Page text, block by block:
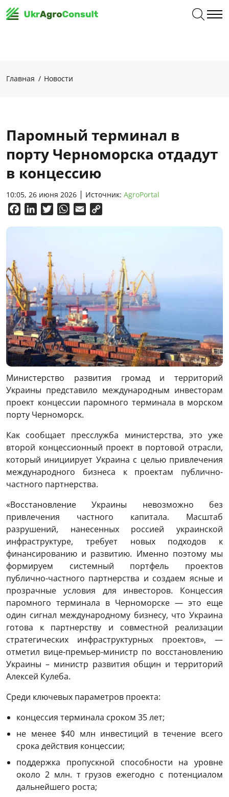
Главная Новости
Паромный терминал в
порту Черноморска отдадут
в концессию
10:05, 26 июня 2026 Источник: AgroPortal
FacebookLinkedInTwitterWhatsApp
Email
Министерство развития громад и территорий
Украины представило международным инвесторам
проект концессии паромного терминала в морском
порту Черноморск.
Как сообщает пресслужба министерства, это уже
второй концессионный проект в портовой отрасли,
который инициирует Украина с целью привлечения
международного бизнеса к проектам публично-
частного партнерства.
«Восстановление Украины невозможно без
привлечения частного капитала. Масштаб
разрушений, нанесенных россией украинской
инфраструктуре, требует новых подходов к
финансированию и развитию. Именно поэтому мы
формируем системный портфель проектов
публично-частного партнерства и создаем ясные и
прозрачные условия для инвесторов. Концессия
паромного терминала в Черноморске — это еще
один сигнал международному бизнесу, что Украина
готова к партнерству и совместной реализации
стратегических инфраструктурных проектов», —
отметил вице-премьер-министр по восстановлению
Украины – министр развития общин и территорий
Алексей Кулеба.
Среди ключевых параметров проекта:
концессия терминала сроком 35 лет;
не менее $40 млн инвестиций в течение всего
срока действия концессии;
поддержка пропускной способности на уровне
около 2 млн. т грузов ежегодно с потенциалом
дальнейшего роста;